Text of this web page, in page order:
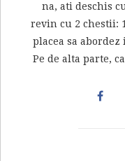
na, ati deschis
revin cu 2 chestii:
placea sa
Pe de alta parte,